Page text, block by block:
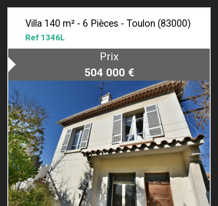
Villa 140 m² - 6 Pièces - Toulon (83000)
Ref 1346L
Prix
504 000 €